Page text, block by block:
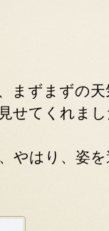
まずまずの天
せてくれま
やはり、姿